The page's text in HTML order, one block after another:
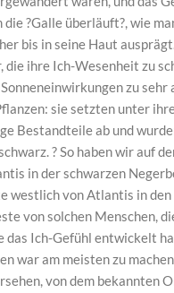
die ?Galle überläuft?, wie
bis in seine Haut
die ihre Ich-Wesenheit zu
zu sehr
sie setzten unter
Bestandteile ab und
? So haben wir auf
in der schwarzen
westlich von Atlantis in
von solchen Menschen,
das Ich-Gefühl entwickelt
war am meisten zu
von dem bekannten